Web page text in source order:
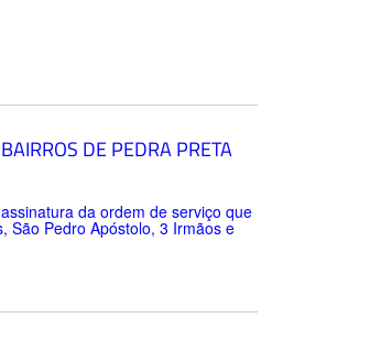
DE PEDRA PRETA
da ordem de serviço que
São Pedro Apóstolo, 3 Irmãos e